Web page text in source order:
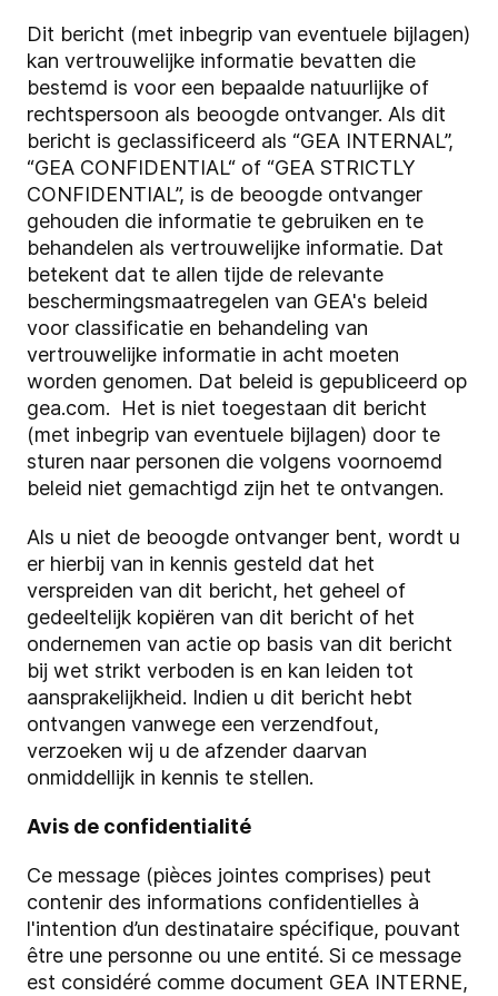
Dit bericht (met inbegrip van eventuele bijlagen)
kan vertrouwelijke informatie bevatten die
bestemd is voor een bepaalde natuurlijke of
rechtspersoon als beoogde ontvanger. Als dit
bericht is geclassificeerd als “GEA INTERNAL”,
“GEA CONFIDENTIAL“ of “GEA STRICTLY
CONFIDENTIAL”, is de beoogde ontvanger
gehouden die informatie te gebruiken en te
behandelen als vertrouwelijke informatie. Dat
betekent dat te allen tijde de relevante
beschermingsmaatregelen van GEA's beleid
voor classificatie en behandeling van
vertrouwelijke informatie in acht moeten
worden genomen. Dat beleid is gepubliceerd op
gea.com. Het is niet toegestaan dit bericht
(met inbegrip van eventuele bijlagen) door te
sturen naar personen die volgens voornoemd
beleid niet gemachtigd zijn het te ontvangen.
Als u niet de beoogde ontvanger bent, wordt u
er hierbij van in kennis gesteld dat het
verspreiden van dit bericht, het geheel of
gedeeltelijk kopiëren van dit bericht of het
ondernemen van actie op basis van dit bericht
bij wet strikt verboden is en kan leiden tot
aansprakelijkheid. Indien u dit bericht hebt
ontvangen vanwege een verzendfout,
verzoeken wij u de afzender daarvan
onmiddellijk in kennis te stellen.
Avis de confidentialité
Ce message (pièces jointes comprises) peut
contenir des informations confidentielles à
l'intention d’un destinataire spécifique, pouvant
être une personne ou une entité. Si ce message
est considéré comme document GEA INTERNE,